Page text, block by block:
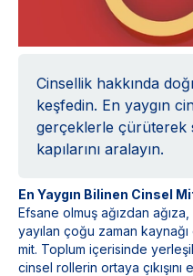
Cinsellik hakkında
keşfedin. En yaygın
gerçeklerle çürüterek
kapılarını aralayın.
En Yaygın Bilinen Cinsel
Efsane olmuş ağızdan
yayılan çoğu zaman
mit. Toplum içerisinde
cinsel rollerin ortaya